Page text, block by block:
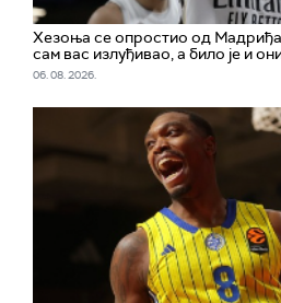
Хезоња се опростио од
сам вас излуђивао, а било је и
06. 08. 2026.